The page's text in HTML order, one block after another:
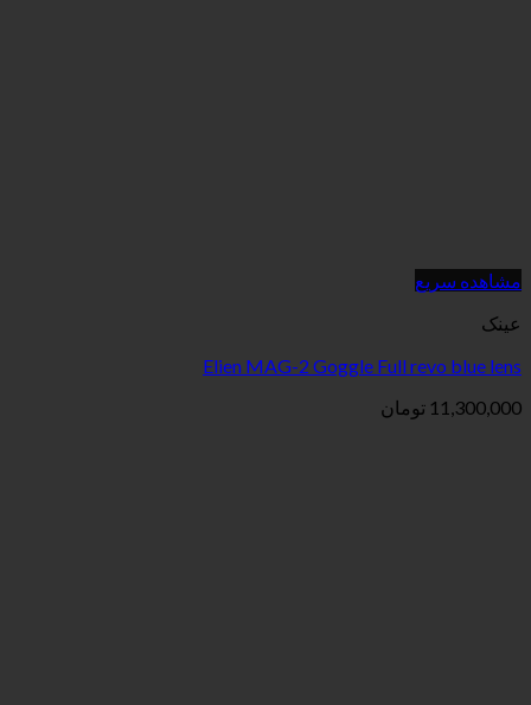
Elien MAG-2 Goggle